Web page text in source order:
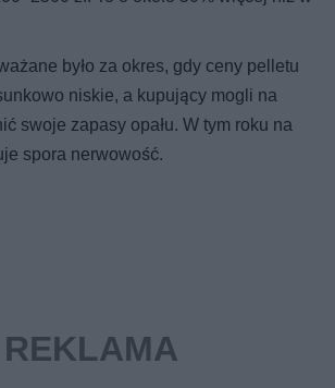
było za okres, gdy ceny pelletu
niskie, a kupujący mogli na
swoje zapasy opału. W tym roku na
spora nerwowość.